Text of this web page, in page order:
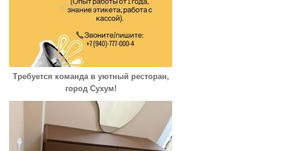
Требуется команда в уютный ресторан,
город Сухум!